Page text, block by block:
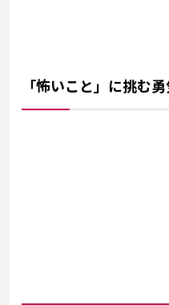
「怖いこと」に挑む